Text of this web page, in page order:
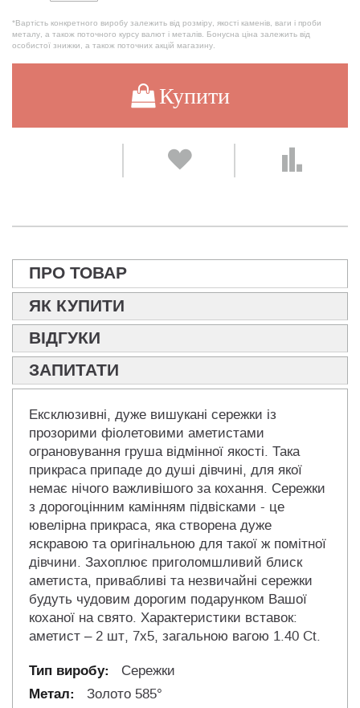
*Вартість конкретного виробу залежить від розміру, якості каменів, ваги і проби
металу, а також поточного курсу валют і металів. Бонусна ціна залежить від
особистої знижки, а також поточних акцій магазину.
Купити
ПРО ТОВАР
ЯК КУПИТИ
ВІДГУКИ
ЗАПИТАТИ
Ексклюзивні, дуже вишукані сережки із
прозорими фіолетовими аметистами
ограновування груша відмінної якості. Така
прикраса припаде до душі дівчині, для якої
немає нічого важливішого за кохання. Сережки
з дорогоцінним камінням підвісками - це
ювелірна прикраса, яка створена дуже
яскравою та оригінальною для такої ж помітної
дівчини. Захоплює приголомшливий блиск
аметиста, привабливі та незвичайні сережки
будуть чудовим дорогим подарунком Вашої
коханої на свято. Характеристики вставок:
аметист – 2 шт, 7х5, загальною вагою 1.40 Ct.
Сережки
Золото 585°